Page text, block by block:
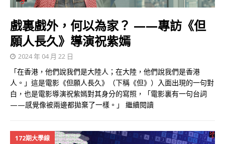
戲裏戲外，何以為家？ ——專訪《但
願人長久》導演祝紫嫣
2024 年 04 月 22 日
「在香港，他們說我們是大陸人；在大陸，他們說我們是香港
人。」這是電影《但願人長久》（下稱《但》）入面出現的一句對
白，也是電影導演祝紫嫣對其身分的寫照，「電影裏有一句台詞
——感覺像被兩邊都拋棄了一樣。」 繼續閱讀
172期大學線